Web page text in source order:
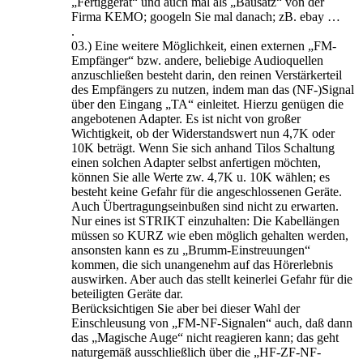
Firma KEMO; googeln Sie mal danach; zB. ebay …
.
03.) Eine weitere Möglichkeit, einen externen „FM-
Empfänger“ bzw. andere, beliebige Audioquellen
anzuschließen besteht darin, den reinen Verstärkerteil
des Empfängers zu nutzen, indem man das (NF-)Signal
über den Eingang „TA“ einleitet. Hierzu genügen die
angebotenen Adapter. Es ist nicht von großer
Wichtigkeit, ob der Widerstandswert nun 4,7K oder
10K beträgt. Wenn Sie sich anhand Tilos Schaltung
einen solchen Adapter selbst anfertigen möchten,
können Sie alle Werte zw. 4,7K u. 10K wählen; es
besteht keine Gefahr für die angeschlossenen Geräte.
Auch Übertragungseinbußen sind nicht zu erwarten.
Nur eines ist STRIKT einzuhalten: Die Kabellängen
müssen so KURZ wie eben möglich gehalten werden,
ansonsten kann es zu „Brumm-Einstreuungen“
kommen, die sich unangenehm auf das Hörerlebnis
auswirken. Aber auch das stellt keinerlei Gefahr für die
beteiligten Geräte dar.
Berücksichtigen Sie aber bei dieser Wahl der
Einschleusung von „FM-NF-Signalen“ auch, daß dann
das „Magische Auge“ nicht reagieren kann; das geht
naturgemäß ausschließlich über die „HF-ZF-NF-